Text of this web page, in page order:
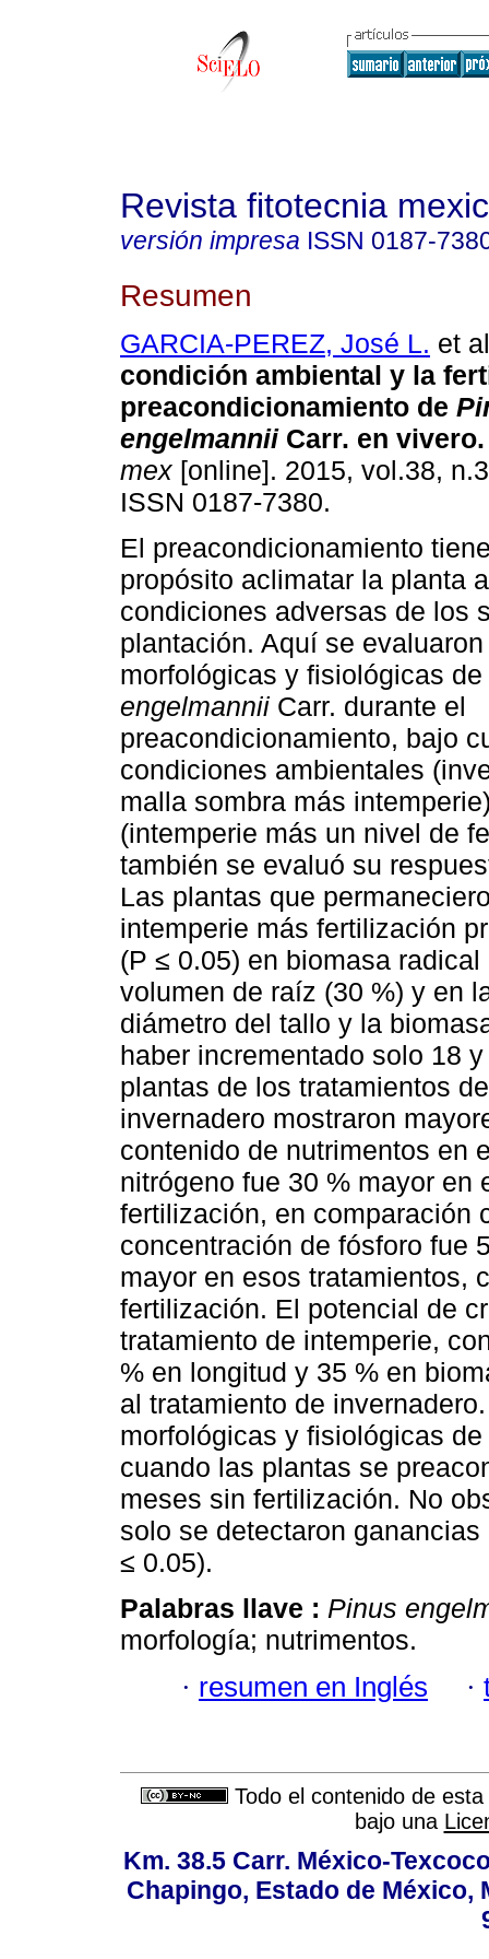
Revista fitotecnia
versión impresa ISSN 0187-
Resumen
GARCIA-PEREZ, José L. et
condición ambiental y la
preacondicionamiento de
engelmanniiCarr. en vivero.
mex [online]. 2015, vol.38,
ISSN 0187-7380.
El preacondicionamiento
propósito aclimatar la planta
condiciones adversas de los
plantación. Aquí se
morfológicas y fisiológicas de
engelmannii Carr. durante el
preacondicionamiento, bajo
condiciones ambientales
malla sombra más
(intemperie más un nivel de
también se evaluó su
Las plantas que
intemperie más fertilización
(P ≤ 0.05) en biomasa
volumen de raíz (30 %) y en
diámetro del tallo y la
haber incrementado solo 18
plantas de los tratamientos
invernadero mostraron
contenido de nutrimentos en
nitrógeno fue 30 % mayor en
fertilización, en comparación
concentración de fósforo fue
mayor en esos tratamientos,
fertilización. El potencial de
tratamiento de intemperie,
% en longitud y 35 % en
al tratamiento de
morfológicas y fisiológicas
cuando las plantas se
meses sin fertilización. No
solo se detectaron
≤ 0.05).
Palabras llave : Pinus
morfología; nutrimentos.
· resumen en Inglés ·
Todo el contenido de
bajo una
Km. 38.5 Carr. México-
Chapingo, Estado de México,